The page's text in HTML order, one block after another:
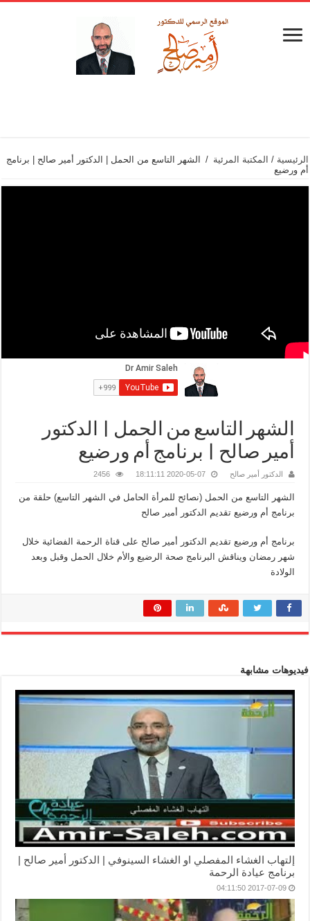
الرئيسية / المكتبة المرئية /
الشهر التاسع من الحمل | الدكتور أمير صالح | برنامج
أم ورضيع
الشهر التاسع من الحمل | الدكتور
أمير صالح | برنامج أم ورضيع
الدكتور أمير صالح 2020-05-07 18:11:11
2456
الشهر التاسع من الحمل (نصائح للمرأة الحامل في الشهر التاسع) حلقة من
برنامج أم ورضيع تقديم الدكتور أمير صالح
برنامج أم ورضيع تقديم الدكتور أمير صالح على قناة الرحمة الفضائية خلال
شهر رمضان ويناقش البرنامج صحة الرضيع والأم خلال الحمل وقبل وبعد
الولادة
فيديوهات مشابهة
إلتهاب الغشاء المفصلي او الغشاء السينوفي | الدكتور أمير صالح |
برنامج عيادة الرحمة
2017-07-09 04:11:50